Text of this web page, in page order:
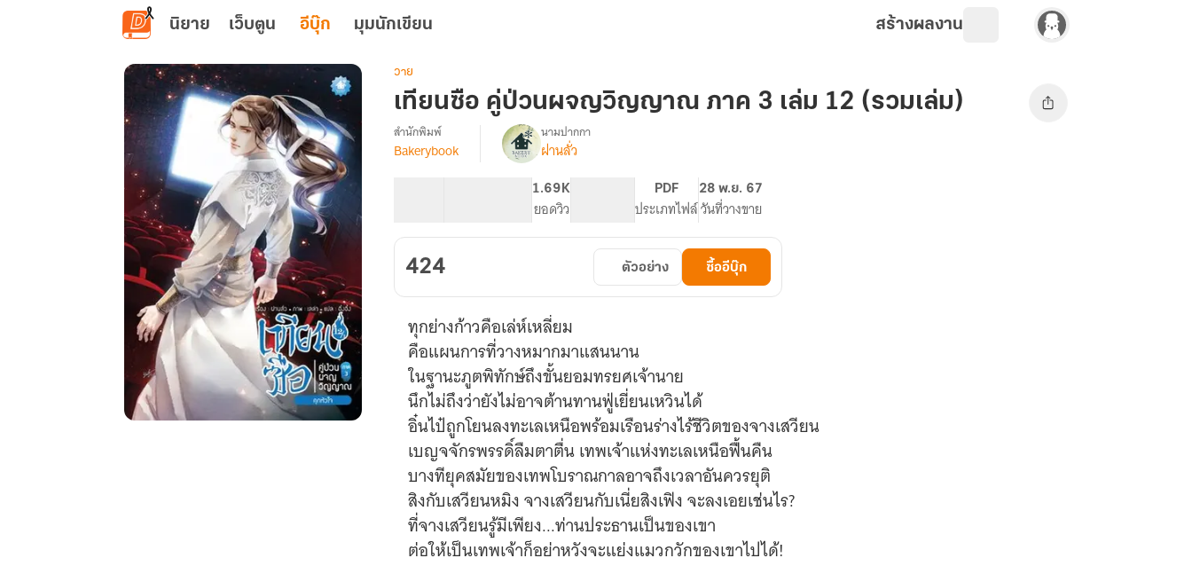
ข้ามไปยังเนื้อหาหลัก
นิยาย เว็บตูน อีบุ๊ก มุมนักเขียน สร้างผลงาน
วาย
เทียนซือ คู่ป่วนผจญวิญญาณ ภาค 3 เล่ม 12 (รวมเล่ม)
เรื่อง
ผจญ
วิญญาณ
ภาค
3
บุ๊ก)
สำนักพิมพ์
Bakerybook
นามปากกา
ฝานลั่ว
1.69K
ยอดวิว
PDF
ประเภทไฟล์
28 พ.ย. 67
วันที่วางขาย
424 ตัวอย่าง ซื้ออีบุ๊ก
ทุกย่างก้าวคือเล่ห์เหลี่ยม
คือแผนการที่วางหมากมาแสนนาน
ในฐานะภูตพิทักษ์ถึงขั้นยอมทรยศเจ้านาย
นึกไม่ถึงว่ายังไม่อาจต้านทานฟู่เยี่ยนเหวินได้
อิ๋นไป๋ถูกโยนลงทะเลเหนือพร้อมเรือนร่างไร้ชีวิตของจางเสวียน
เบญจจักรพรรดิ์ลืมตาตื่น เทพเจ้าแห่งทะเลเหนือฟื้นคืน
บางทียุคสมัยของเทพโบราณกาลอาจถึงเวลาอันควรยุติ
สิงกับเสวียนหมิง จางเสวียนกับเนี่ยสิงเฟิง จะลงเอยเช่นไร?
ที่จางเสวียนรู้มีเพียง...ท่านประธานเป็นของเขา
ต่อให้เป็นเทพเจ้าก็อย่าหวังจะแย่งแมวกวักของเขาไปได้!